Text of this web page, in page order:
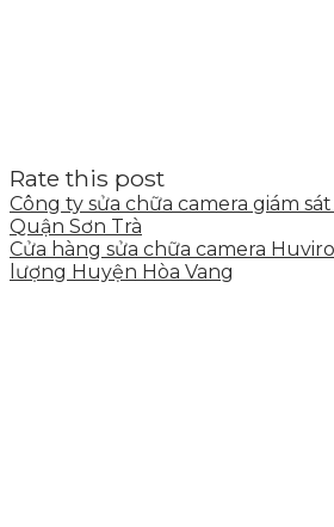
Rate this post
Công ty sửa chữa camera giám
Quận Sơn Trà
Cửa hàng sửa chữa camera
lượng Huyện Hòa Vang